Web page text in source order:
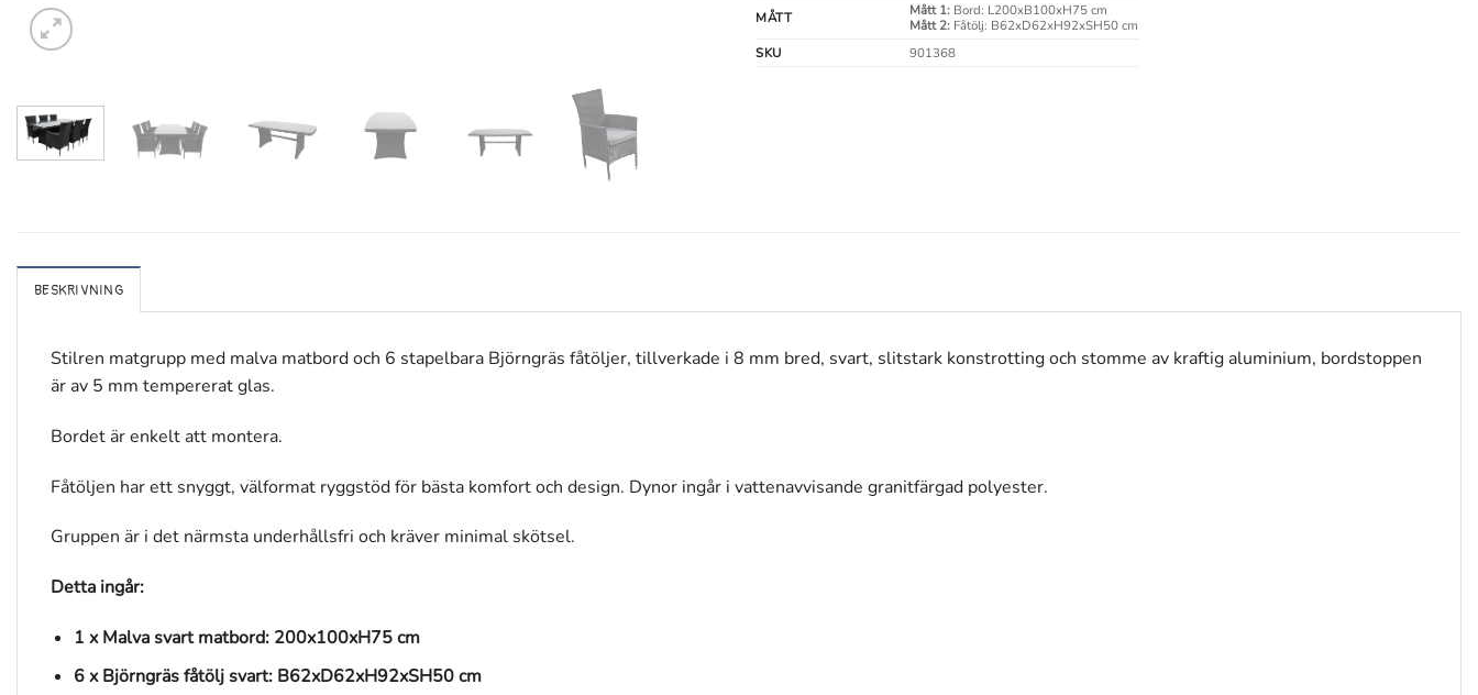
MÅTT
Mått 1:Bord: L200xB100xH75 cm
Mått 2:Fåtölj: B62xD62xH92xSH50 cm
SKU
901368
BESKRIVNING
Stilren matgrupp med malva matbord och 6 stapelbara Björngräs fåtöljer, tillverkade i 8 mm bred, svart, slitstark konstrotting och stomme av kraftig aluminium, bordstoppen
är av 5 mm tempererat glas.
Bordet är enkelt att montera.
Fåtöljen har ett snyggt, välformat ryggstöd för bästa komfort och design. Dynor ingår i vattenavvisande granitfärgad polyester.
Gruppen är i det närmsta underhållsfri och kräver minimal skötsel.
Detta ingår:
1 x Malva svart matbord: 200x100xH75 cm
6 x Björngräs fåtölj svart: B62xD62xH92xSH50 cm